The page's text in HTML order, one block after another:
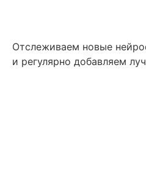
Отслеживаем новые
и регулярно добавляем